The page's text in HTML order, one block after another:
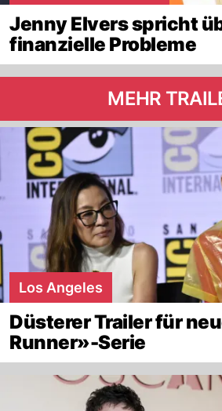
Jenny Elvers spricht
finanzielle Probleme
MEHR
Los Angeles
Düsterer Trailer für
Runner»-Serie